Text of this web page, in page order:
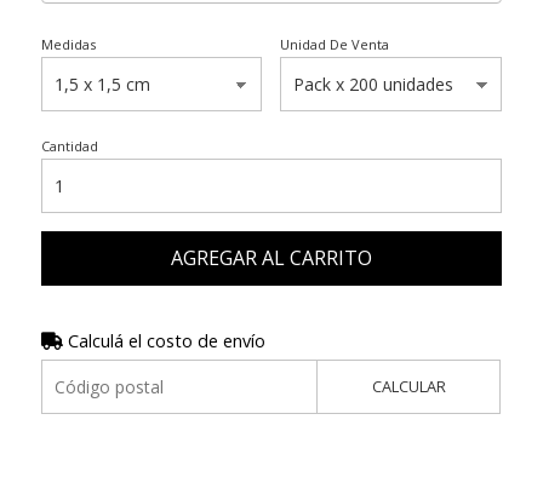
Medidas Unidad De Venta
Cantidad
AGREGAR AL CARRITO
Calculá el costo de envío
CALCULAR